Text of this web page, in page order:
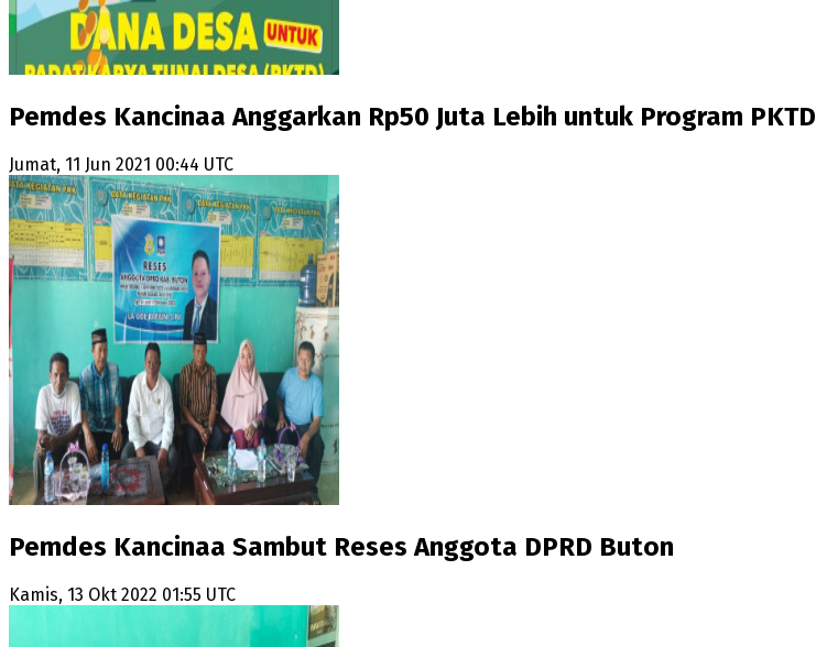
Pemdes Kancinaa Anggarkan Rp50 Juta Lebih untuk Program PKTD
Jumat, 11 Jun 2021 00:44 UTC
Pemdes Kancinaa Sambut Reses Anggota DPRD Buton
Kamis, 13 Okt 2022 01:55 UTC